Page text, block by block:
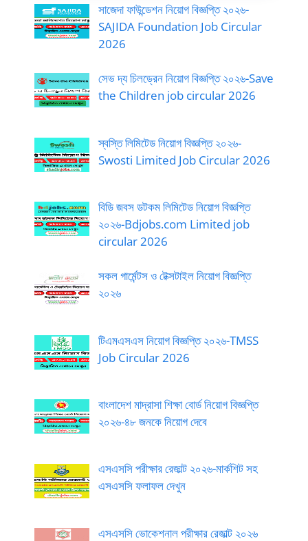
সাজেদা ফাউন্ডেশন নিয়োগ বিজ্ঞপ্তি ২০২৬-
SAJIDA Foundation Job Circular
2026
সেভ দ্য চিলড্রেন নিয়োগ বিজ্ঞপ্তি ২০২৬-Save
the Children job circular 2026
স্বস্তি লিমিটেড নিয়োগ বিজ্ঞপ্তি ২০২৬-
Swosti Limited Job Circular 2026
বিডি জবস ডটকম লিমিটেড নিয়োগ বিজ্ঞপ্তি
২০২৬-Bdjobs.com Limited job
circular 2026
সকল গার্মেন্টস ও টেক্সটাইল নিয়োগ বিজ্ঞপ্তি
২০২৬
টিএমএসএস নিয়োগ বিজ্ঞপ্তি ২০২৬-TMSS
Job Circular 2026
বাংলাদেশ মাদ্রাসা শিক্ষা বোর্ড নিয়োগ বিজ্ঞপ্তি
২০২৬-৪৮ জনকে নিয়োগ দেবে
এসএসসি পরীক্ষার রেজাল্ট ২০২৬-মার্কশিট সহ
এসএসসি ফলাফল দেখুন
এসএসসি ভোকেশনাল পরীক্ষার রেজাল্ট ২০২৬